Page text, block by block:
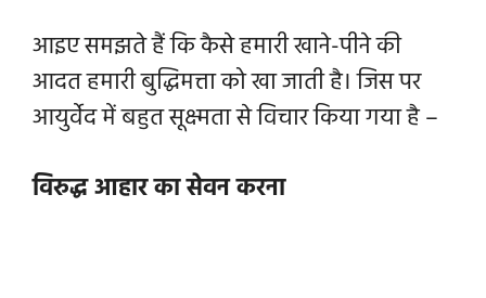
आइए समझते हैं कि कैसे हमारी खाने-पीने की
आदत हमारी बुद्धिमत्ता को खा जाती है। जिस पर
आयुर्वेद में बहुत सूक्ष्मता से विचार किया गया है –
विरुद्ध आहार का सेवन करना